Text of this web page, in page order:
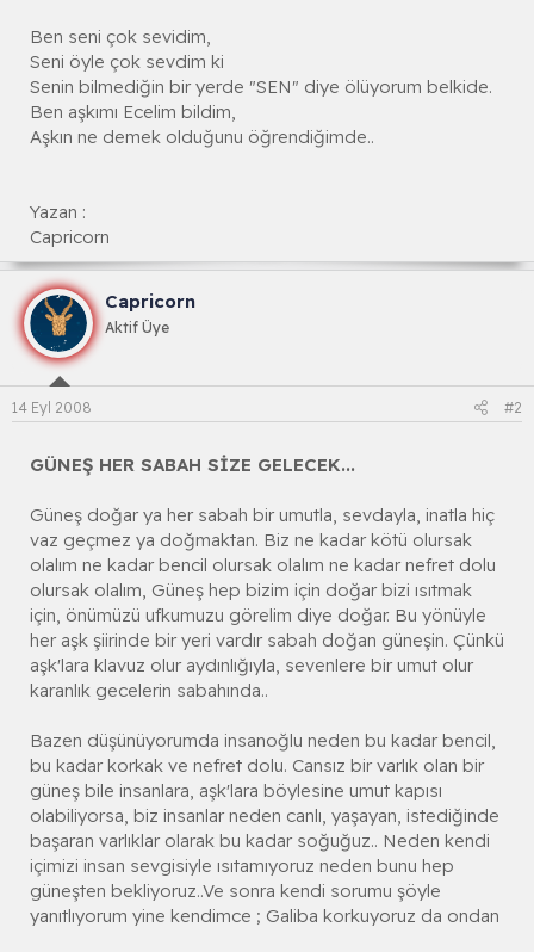
Ben seni çok sevidim,
Seni öyle çok sevdim ki
Senin bilmediğin bir yerde "SEN" diye ölüyorum belkide.
Ben aşkımı Ecelim bildim,
Aşkın ne demek olduğunu öğrendiğimde..
Yazan :
Capricorn
Capricorn
Aktif Üye
14 Eyl 2008 #2
GÜNEŞ HER SABAH SİZE GELECEK...
Güneş doğar ya her sabah bir umutla, sevdayla, inatla hiç
vaz geçmez ya doğmaktan. Biz ne kadar kötü olursak
olalım ne kadar bencil olursak olalım ne kadar nefret dolu
olursak olalım, Güneş hep bizim için doğar bizi ısıtmak
için, önümüzü ufkumuzu görelim diye doğar. Bu yönüyle
her aşk şiirinde bir yeri vardır sabah doğan güneşin. Çünkü
aşk'lara klavuz olur aydınlığıyla, sevenlere bir umut olur
karanlık gecelerin sabahında..
Bazen düşünüyorumda insanoğlu neden bu kadar bencil,
bu kadar korkak ve nefret dolu. Cansız bir varlık olan bir
güneş bile insanlara, aşk'lara böylesine umut kapısı
olabiliyorsa, biz insanlar neden canlı, yaşayan, istediğinde
başaran varlıklar olarak bu kadar soğuğuz.. Neden kendi
içimizi insan sevgisiyle ısıtamıyoruz neden bunu hep
güneşten bekliyoruz..Ve sonra kendi sorumu şöyle
yanıtlıyorum yine kendimce ; Galiba korkuyoruz da ondan